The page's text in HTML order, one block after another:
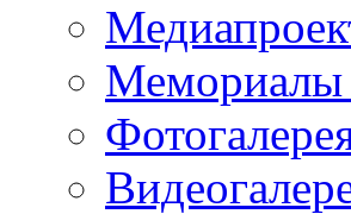
Мемориалы